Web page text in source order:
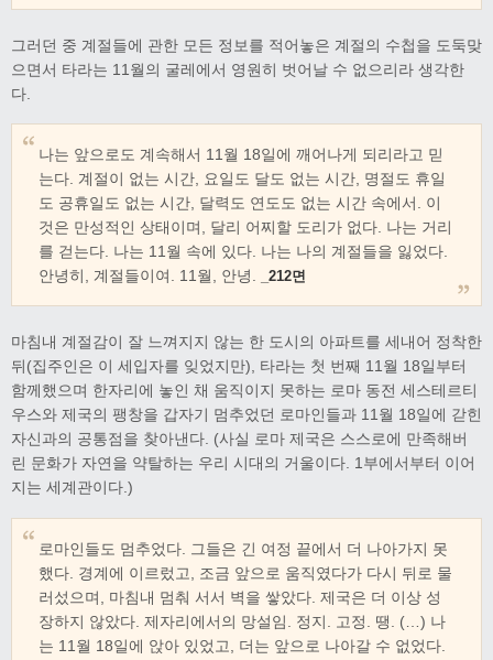
그러던 중 계절들에 관한 모든 정보를 적어놓은 계절의 수첩을 도둑맞
으면서 타라는 11월의 굴레에서 영원히 벗어날 수 없으리라 생각한
다.
나는 앞으로도 계속해서 11월 18일에 깨어나게 되리라고 믿
는다. 계절이 없는 시간, 요일도 달도 없는 시간, 명절도 휴일
도 공휴일도 없는 시간, 달력도 연도도 없는 시간 속에서. 이
것은 만성적인 상태이며, 달리 어찌할 도리가 없다. 나는 거리
를 걷는다. 나는 11월 속에 있다. 나는 나의 계절들을 잃었다.
안녕히, 계절들이여. 11월, 안녕. _212면
마침내 계절감이 잘 느껴지지 않는 한 도시의 아파트를 세내어 정착한
뒤(집주인은 이 세입자를 잊었지만), 타라는 첫 번째 11월 18일부터
함께했으며 한자리에 놓인 채 움직이지 못하는 로마 동전 세스테르티
우스와 제국의 팽창을 갑자기 멈추었던 로마인들과 11월 18일에 갇힌
자신과의 공통점을 찾아낸다. (사실 로마 제국은 스스로에 만족해버
린 문화가 자연을 약탈하는 우리 시대의 거울이다. 1부에서부터 이어
지는 세계관이다.)
로마인들도 멈추었다. 그들은 긴 여정 끝에서 더 나아가지 못
했다. 경계에 이르렀고, 조금 앞으로 움직였다가 다시 뒤로 물
러섰으며, 마침내 멈춰 서서 벽을 쌓았다. 제국은 더 이상 성
장하지 않았다. 제자리에서의 망설임. 정지. 고정. 땡. (…) 나
는 11월 18일에 앉아 있었고, 더는 앞으로 나아갈 수 없었다.